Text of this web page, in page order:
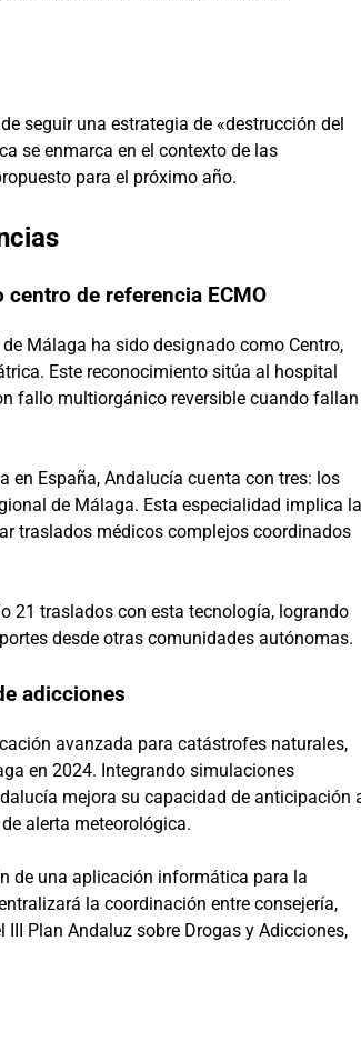
seguir una estrategia de «destrucción del
se enmarca en el contexto de las
para el próximo año.
de referencia ECMO
Málaga ha sido designado como Centro,
Este reconocimiento sitúa al hospital
fallo multiorgánico reversible cuando fallan
en España, Andalucía cuenta con tres: los
de Málaga. Esta especialidad implica la
traslados médicos complejos coordinados
21 traslados con esta tecnología, logrando
desde otras comunidades autónomas.
adicciones
avanzada para catástrofes naturales,
en 2024. Integrando simulaciones
mejora su capacidad de anticipación
alerta meteorológica.
de una aplicación informática para la
la coordinación entre consejería,
Plan Andaluz sobre Drogas y Adicciones,